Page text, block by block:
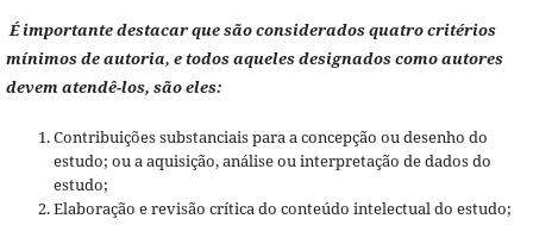
É importante destacar que são considerados quatro critérios
mínimos de autoria, e todos aqueles designados como autores
devem atendê-los, são eles:
Contribuições substanciais para a concepção ou desenho do
estudo; ou a aquisição, análise ou interpretação de dados do
estudo;
Elaboração e revisão crítica do conteúdo intelectual do estudo;